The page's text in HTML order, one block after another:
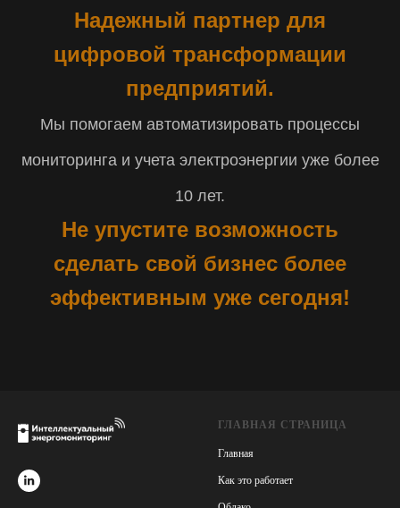
Надежный партнер для
цифровой трансформации
предприятий.
Мы помогаем автоматизировать процессы
мониторинга и учета электроэнергии уже более
10 лет.
Не упустите возможность
сделать свой бизнес более
эффективным уже сегодня!
ГЛАВНАЯ СТРАНИЦА
Главная
Как это работает